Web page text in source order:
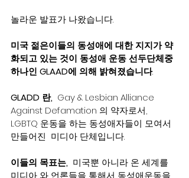
놀라운 발표가 나왔습니다.
미국 젊은이들의 동성애에 대한 지지가 약
화되고 있는 것이 동성애 운동 선두단체중
하나인 GLAAD에 의해 밝혀졌습니다.
GLADD 란, Gay & Lesbian Alliance
Against Defamation 의 약자로서,
LGBTQ 운동을 하는 동성애자들이 모여서
만들어진  미디아 단체입니다.
이들의 목표는, 미국뿐 아니라 온 세계를
미디아 와 언론들을 통해서 동성애운동을